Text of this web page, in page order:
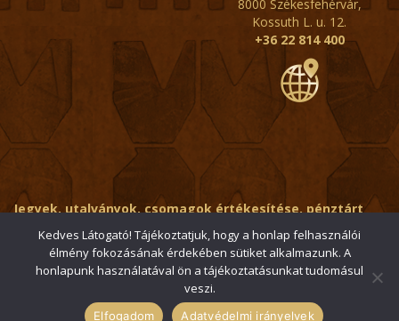
8000 Székesfehérvár,
Kossuth L. u. 12.
+36 22 814 400
Jegyek, utalványok, csomagok értékesítése, pénztárt
érintő kérdések:
ertekesito@fehervar-arpadfurdo.hu
Általános érdeklődés: info@fehervar-arpadfurdo.hu
© 2006-2026 Székesfehérvári Árpád Fürdő / Minden jog
Kedves Látogató! Tájékoztatjuk, hogy a honlap felhasználói
élmény fokozásának érdekében sütiket alkalmazunk. A
honlapunk használatával ön a tájékoztatásunkat tudomásul
veszi.
Elfogadom Adatvédelmi irányelvek